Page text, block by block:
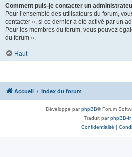
Comment puis-je contacter un
Pour l’ensemble des utilisateurs du forum,
contacter », si ce dernier a été activé par un
Pour les membres du forum, vous pouvez
du forum ».
Haut
Accueil Index du forum
Développé parphpBB® Forum
Traduit parphpBB-
Confidentialité |